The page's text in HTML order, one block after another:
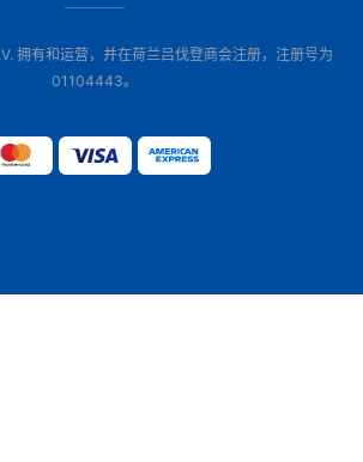
拥有和运营，并在荷兰吕伐登商会注册，注册号为
01104443。